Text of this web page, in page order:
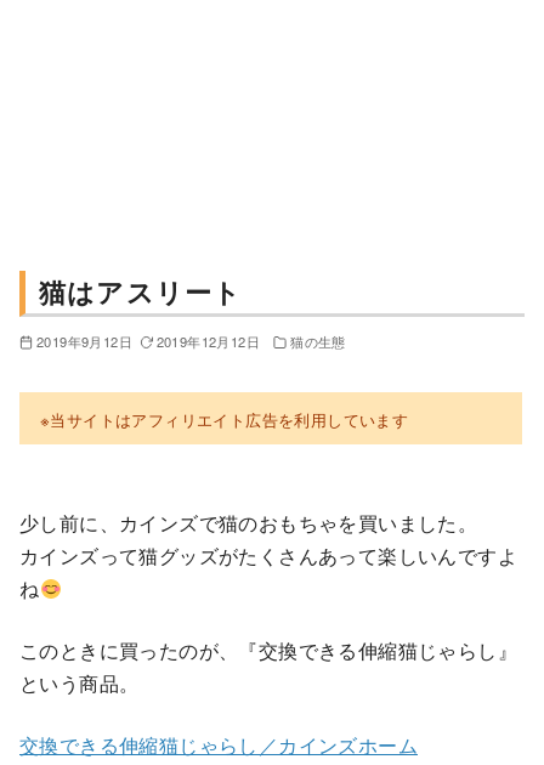
猫はアスリート
2019年9月12日 2019年12月12日 猫の生態
※当サイトはアフィリエイト広告を利用しています
少し前に、カインズで猫のおもちゃを買いました。
カインズって猫グッズがたくさんあって楽しいんですよ
ね
このときに買ったのが、『交換できる伸縮猫じゃらし』
という商品。
交換できる伸縮猫じゃらし／カインズホーム